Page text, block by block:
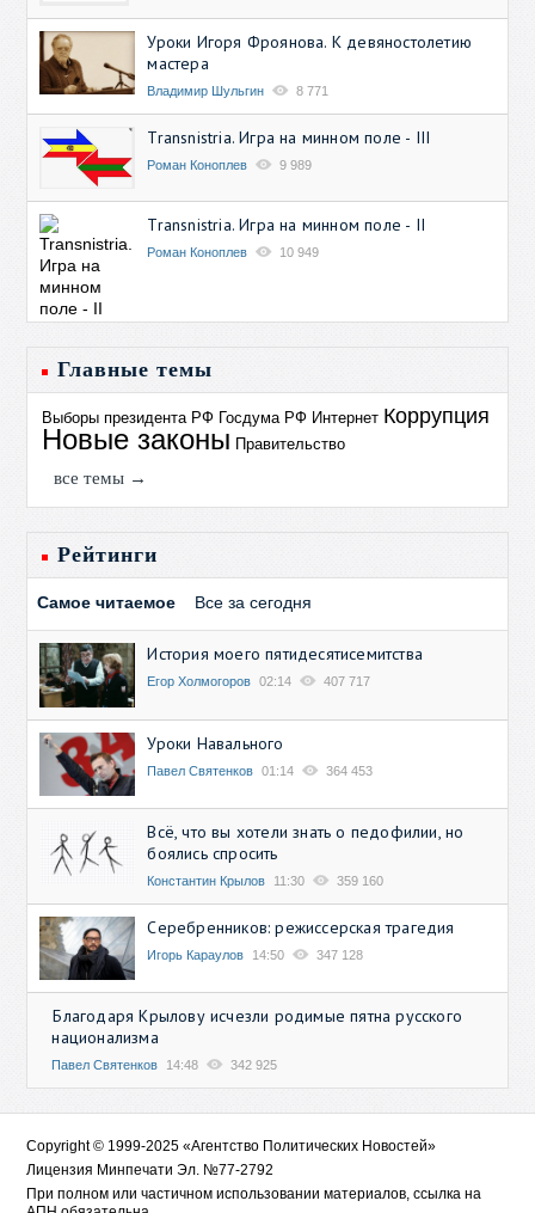
Уроки Игоря Фроянова. К девяностолетию
мастера
Владимир Шульгин 8 771
Transnistria. Игра на минном поле - III
Роман Коноплев 9 989
Transnistria. Игра на минном поле - II
Роман Коноплев 10 949
Главные темы
Выборы президента РФ Госдума РФ Интернет Коррупция
Новые законы Правительство
все темы →
Рейтинги
Самое читаемое Все за сегодня
История моего пятидесятисемитства
Егор Холмогоров 02:14 407 717
Уроки Навального
Павел Святенков 01:14 364 453
Всё, что вы хотели знать о педофилии, но
боялись спросить
Константин Крылов 11:30 359 160
Серебренников: режиссерская трагедия
Игорь Караулов 14:50 347 128
Благодаря Крылову исчезли родимые пятна русского
национализма
Павел Святенков 14:48 342 925
Copyright © 1999-2025 «Агентство Политических Новостей»
Лицензия Минпечати Эл. №77-2792
При полном или частичном использовании материалов, ссылка на